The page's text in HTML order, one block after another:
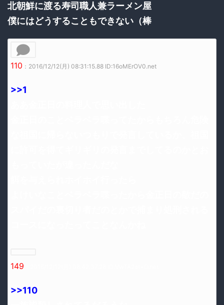
北朝鮮に渡る寿司職人兼ラーメン屋
僕にはどうすることもできない（棒
110 ：2016/12/12(月) 08:31:15.88 ID:16oMErOV0.net
>>1
149
>>110